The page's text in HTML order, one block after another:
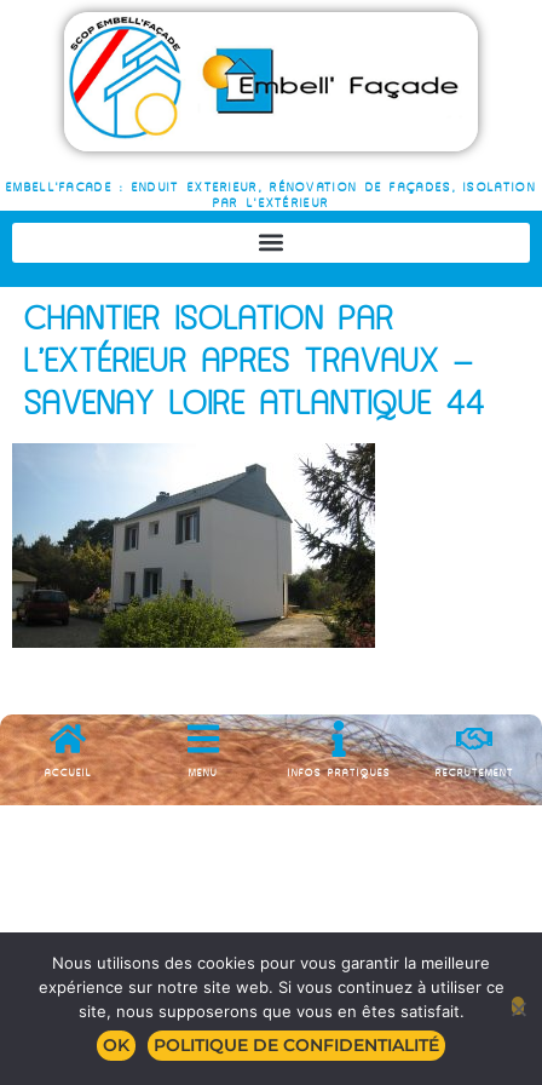
EMBELL'FACADE : ENDUIT EXTERIEUR, RÉNOVATION DE FAÇADES, ISOLATION
PAR L'EXTÉRIEUR
CHANTIER ISOLATION PAR
L’EXTÉRIEUR APRES TRAVAUX –
SAVENAY LOIRE ATLANTIQUE 44
ACCUEIL MENU INFOS PRATIQUES RECRUTEMENT
Nous utilisons des cookies pour vous garantir la meilleure
expérience sur notre site web. Si vous continuez à utiliser ce
site, nous supposerons que vous en êtes satisfait.
OK POLITIQUE DE CONFIDENTIALITÉ